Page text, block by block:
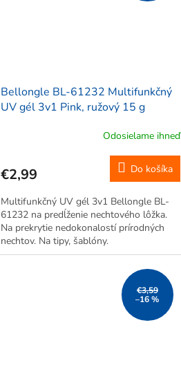
Bellongle BL-61232 Multifunkčný
UV gél 3v1 Pink, ružový 15 g
Odosielame ihneď
€2,99 Do košíka
Multifunkčný UV gél 3v1 Bellongle BL-
61232 na predĺženie nechtového lôžka.
Na prekrytie nedokonalostí prírodných
nechtov. Na tipy, šablóny.
€3,59
–16 %